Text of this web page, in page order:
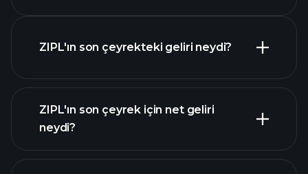
ZIPL
kazançları
ZIPL'ın son çeyrekteki geliri neydi?
mali raporlar
ZIPL'ın son çeyrek için net geliri
neydi?